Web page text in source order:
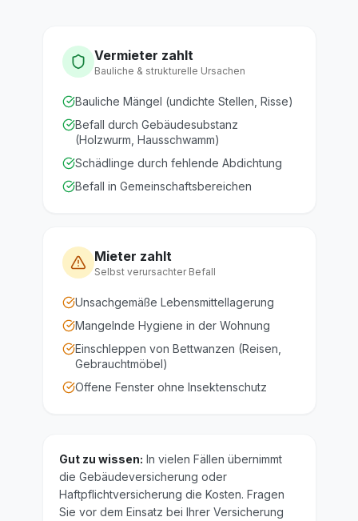
jeweiligen Gebäudetyp zugeschnitten
sind. Besonders für
Gastronomiebetriebe und
HACCP-konforme Monitoring-Verträge
an.
Vermieter zahlt
Bauliche & strukturelle Ursachen
Bauliche Mängel (undichte Stellen, Risse)
Befall durch Gebäudesubstanz
(Holzwurm, Hausschwamm)
Schädlinge durch fehlende Abdichtung
Befall in Gemeinschaftsbereichen
Mieter zahlt
Selbst verursachter Befall
Unsachgemäße Lebensmittellagerung
Mangelnde Hygiene in der Wohnung
Einschleppen von Bettwanzen (Reisen,
Gebrauchtmöbel)
Offene Fenster ohne Insektenschutz
Gut zu wissen: In vielen Fällen übernimmt
die Gebäudeversicherung oder
Haftpflichtversicherung die Kosten. Fragen
Sie vor dem Einsatz bei Ihrer Versicherung